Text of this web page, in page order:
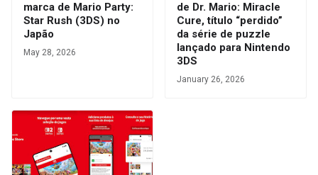
marca de Mario Party:
Star Rush (3DS) no
Japão
May 28, 2026
de Dr. Mario: Miracle
Cure, título “perdido”
da série de puzzle
lançado para Nintendo
3DS
January 26, 2026